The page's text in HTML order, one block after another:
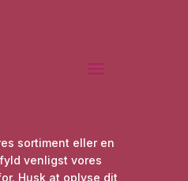
sortiment eller en
venligst vores
Husk at oplyse dit